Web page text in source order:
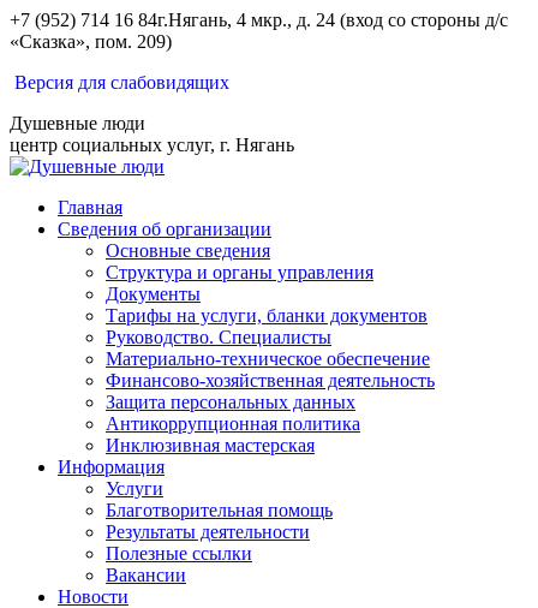
Перейти
к
+7 (952) 714 16 84г.Нягань, 4 мкр., д. 24 (вход со стороны д/с
«Сказка», пом. 209)
Вконтакте
Одноклассники
Версия для слабовидящих
Душевные люди
центр социальных услуг, г. Нягань
Главная
Сведения об организации
Основные сведения
Структура и органы управления
Документы
Тарифы на услуги, бланки документов
Руководство. Специалисты
Материально-техническое обеспечение
Финансово-хозяйственная деятельность
Защита персональных данных
Антикоррупционная политика
Инклюзивная мастерская
Информация
Услуги
Благотворительная помощь
Результаты деятельности
Полезные ссылки
Вакансии
Новости